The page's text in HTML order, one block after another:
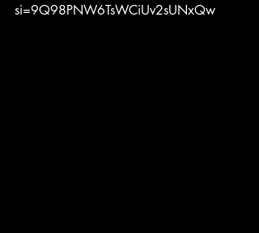
si=9Q98PNW6TsWCiUv2sUNxQw